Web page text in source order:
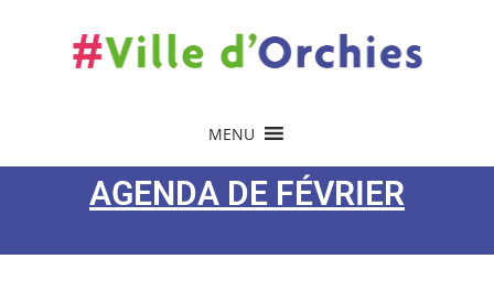
MENU
AGENDA DE FÉVRIER